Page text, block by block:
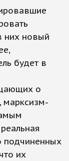
них новый
будет в
о
марксизм-
подчиненных
их